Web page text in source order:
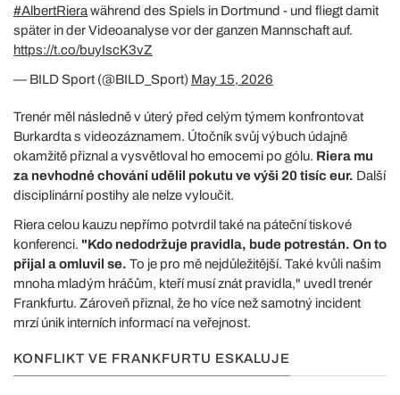
#AlbertRiera während des Spiels in Dortmund - und fliegt damit
später in der Videoanalyse vor der ganzen Mannschaft auf.
https://t.co/buyIscK3vZ
— BILD Sport (@BILD_Sport) May 15, 2026
Trenér měl následně v úterý před celým týmem konfrontovat
Burkardta s videozáznamem. Útočník svůj výbuch údajně
okamžitě přiznal a vysvětloval ho emocemi po gólu. Riera mu
za nevhodné chování udělil pokutu ve výši 20 tisíc eur. Další
disciplinární postihy ale nelze vyloučit.
Riera celou kauzu nepřímo potvrdil také na páteční tiskové
konferenci. "Kdo nedodržuje pravidla, bude potrestán. On to
přijal a omluvil se. To je pro mě nejdůležitější. Také kvůli našim
mnoha mladým hráčům, kteří musí znát pravidla," uvedl trenér
Frankfurtu. Zároveň přiznal, že ho více než samotný incident
mrzí únik interních informací na veřejnost.
KONFLIKT VE FRANKFURTU ESKALUJE